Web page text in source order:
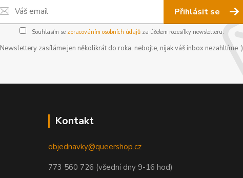
Přihlásit se
Souhlasím se zpracováním osobních údajůza účelem rozesílky newsletteru.
Newslettery zasíláme jen několikrát do roka, nebojte, nijak váš inbox nezahltíme :)
Kontakt
objednavky@queershop.cz
773 560 726 (všední dny 9-16 hod)